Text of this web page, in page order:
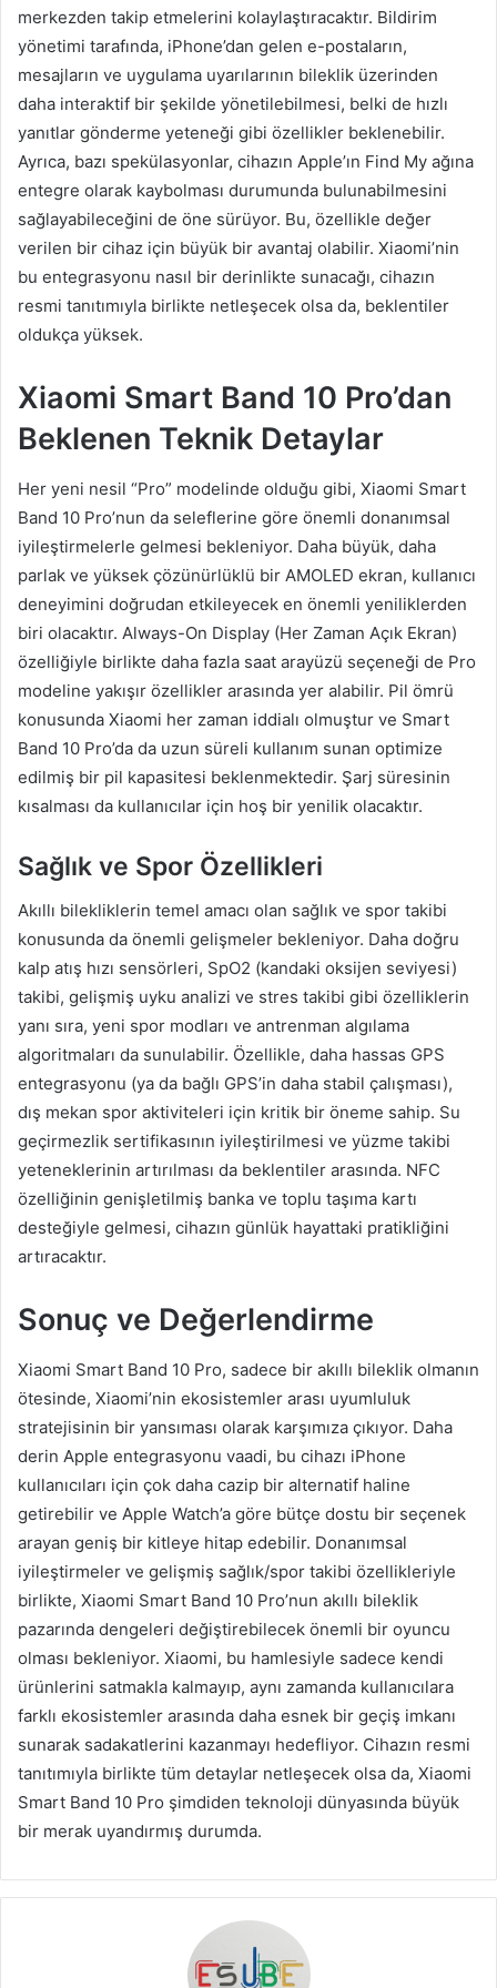
merkezden takip etmelerini kolaylaştıracaktır. Bildirim
yönetimi tarafında, iPhone’dan gelen e-postaların,
mesajların ve uygulama uyarılarının bileklik üzerinden
daha interaktif bir şekilde yönetilebilmesi, belki de hızlı
yanıtlar gönderme yeteneği gibi özellikler beklenebilir.
Ayrıca, bazı spekülasyonlar, cihazın Apple’ın Find My ağına
entegre olarak kaybolması durumunda bulunabilmesini
sağlayabileceğini de öne sürüyor. Bu, özellikle değer
verilen bir cihaz için büyük bir avantaj olabilir. Xiaomi’nin
bu entegrasyonu nasıl bir derinlikte sunacağı, cihazın
resmi tanıtımıyla birlikte netleşecek olsa da, beklentiler
oldukça yüksek.
Xiaomi Smart Band 10 Pro’dan
Beklenen Teknik Detaylar
Her yeni nesil “Pro” modelinde olduğu gibi, Xiaomi Smart
Band 10 Pro’nun da seleflerine göre önemli donanımsal
iyileştirmelerle gelmesi bekleniyor. Daha büyük, daha
parlak ve yüksek çözünürlüklü bir AMOLED ekran, kullanıcı
deneyimini doğrudan etkileyecek en önemli yeniliklerden
biri olacaktır. Always-On Display (Her Zaman Açık Ekran)
özelliğiyle birlikte daha fazla saat arayüzü seçeneği de Pro
modeline yakışır özellikler arasında yer alabilir. Pil ömrü
konusunda Xiaomi her zaman iddialı olmuştur ve Smart
Band 10 Pro’da da uzun süreli kullanım sunan optimize
edilmiş bir pil kapasitesi beklenmektedir. Şarj süresinin
kısalması da kullanıcılar için hoş bir yenilik olacaktır.
Sağlık ve Spor Özellikleri
Akıllı bilekliklerin temel amacı olan sağlık ve spor takibi
konusunda da önemli gelişmeler bekleniyor. Daha doğru
kalp atış hızı sensörleri, SpO2 (kandaki oksijen seviyesi)
takibi, gelişmiş uyku analizi ve stres takibi gibi özelliklerin
yanı sıra, yeni spor modları ve antrenman algılama
algoritmaları da sunulabilir. Özellikle, daha hassas GPS
entegrasyonu (ya da bağlı GPS’in daha stabil çalışması),
dış mekan spor aktiviteleri için kritik bir öneme sahip. Su
geçirmezlik sertifikasının iyileştirilmesi ve yüzme takibi
yeteneklerinin artırılması da beklentiler arasında. NFC
özelliğinin genişletilmiş banka ve toplu taşıma kartı
desteğiyle gelmesi, cihazın günlük hayattaki pratikliğini
artıracaktır.
Sonuç ve Değerlendirme
Xiaomi Smart Band 10 Pro, sadece bir akıllı bileklik olmanın
ötesinde, Xiaomi’nin ekosistemler arası uyumluluk
stratejisinin bir yansıması olarak karşımıza çıkıyor. Daha
derin Apple entegrasyonu vaadi, bu cihazı iPhone
kullanıcıları için çok daha cazip bir alternatif haline
getirebilir ve Apple Watch’a göre bütçe dostu bir seçenek
arayan geniş bir kitleye hitap edebilir. Donanımsal
iyileştirmeler ve gelişmiş sağlık/spor takibi özellikleriyle
birlikte, Xiaomi Smart Band 10 Pro’nun akıllı bileklik
pazarında dengeleri değiştirebilecek önemli bir oyuncu
olması bekleniyor. Xiaomi, bu hamlesiyle sadece kendi
ürünlerini satmakla kalmayıp, aynı zamanda kullanıcılara
farklı ekosistemler arasında daha esnek bir geçiş imkanı
sunarak sadakatlerini kazanmayı hedefliyor. Cihazın resmi
tanıtımıyla birlikte tüm detaylar netleşecek olsa da, Xiaomi
Smart Band 10 Pro şimdiden teknoloji dünyasında büyük
bir merak uyandırmış durumda.